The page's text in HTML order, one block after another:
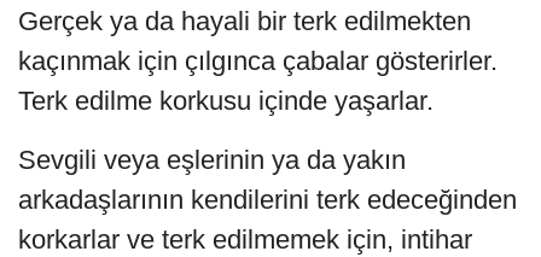
Gerçek ya da hayali bir terk edilmekten
kaçınmak için çılgınca çabalar gösterirler.
Terk edilme korkusu içinde yaşarlar.
Sevgili veya eşlerinin ya da yakın
arkadaşlarının kendilerini terk edeceğinden
korkarlar ve terk edilmemek için, inti­har